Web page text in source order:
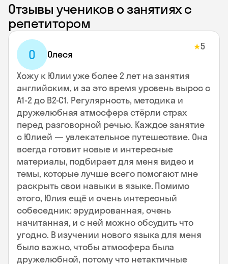
Отзывы учеников о занятиях с
репетитором
О Олеся
★5
Хожу к Юлии уже более 2 лет на занятия
английским, и за это время уровень вырос с
А1-2 до В2-С1. Регулярность, методика и
дружелюбная атмосфера стёрли страх
перед разговорной речью. Каждое занятие
с Юлией — увлекательное путешествие. Она
всегда готовит новые и интересные
материалы, подбирает для меня видео и
темы, которые лучше всего помогают мне
раскрыть свои навыки в языке. Помимо
этого, Юлия ещё и очень интересный
собеседник: эрудированная, очень
начитанная, и с ней можно обсудить что
угодно. В изучении нового языка для меня
было важно, чтобы атмосфера была
дружелюбной, потому что нетактичные